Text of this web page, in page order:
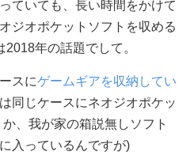
ていても、長い時間をかけて
ジオポケットソフトを収める
年の話題でして。
スにゲームギアを収納してい
同じケースにネオジオポケッ
、我が家の箱説無しソフト
入っているんですが)